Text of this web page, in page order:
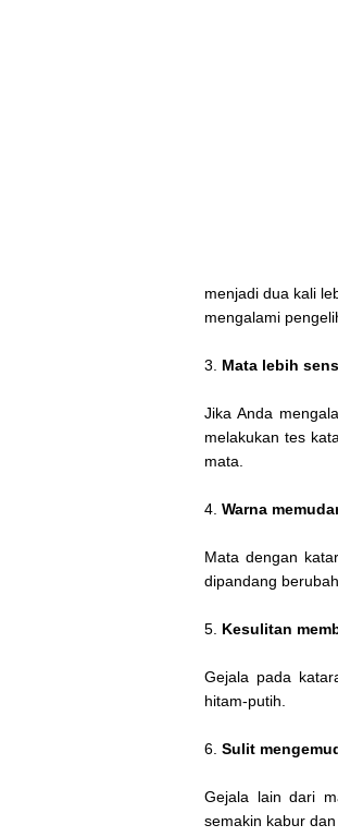
menjadi dua kali
mengalami
3. Mata lebih
Jika Anda
melakukan tes
mata.
4. Warna
Mata dengan
dipandang
5. Kesulitan
Gejala pada
hitam-putih.
6. Sulit
Gejala lain dari
semakin kabur